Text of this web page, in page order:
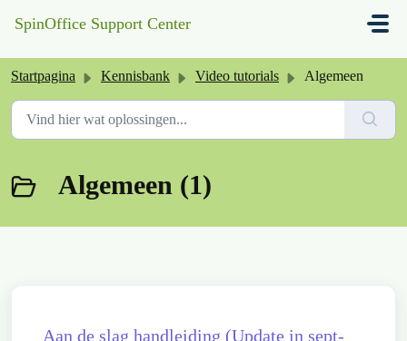
SpinOffice Support Center
Startpagina Kennisbank Video tutorials Algemeen
Algemeen (1)
Aan de slag handleiding (Update in sept-